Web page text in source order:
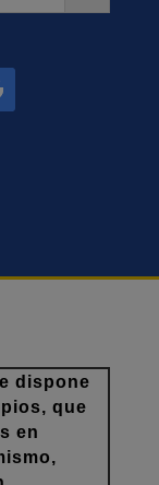
dispone
que
en